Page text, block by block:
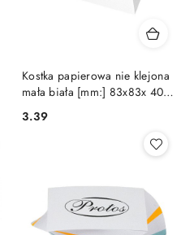
Kostka papierowa nie klejona
mała biała [mm:] 83x83x 40
Protos
Cena:
3.39